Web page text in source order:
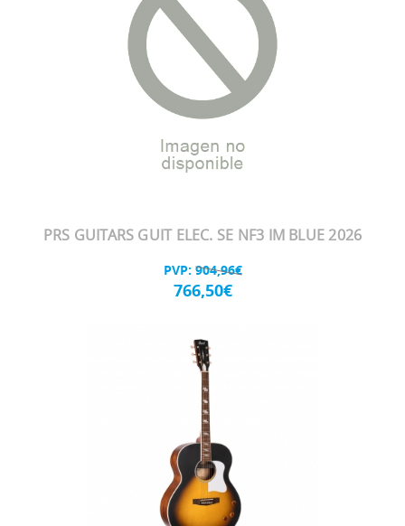
PRS GUITARS GUIT ELEC. SE NF3 IM BLUE 2026
PVP: 904,96€
766,50€